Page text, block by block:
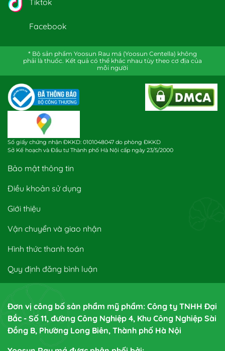
Facebook
* Bộ sản phẩm Yoosun Rau má (Yoosun Centella) không
phải là thuốc. Kết quả có thể khác nhau tùy theo cơ địa của
mỗi người
Số giấy chứng nhận ĐKKD: 0101048047 do phòng ĐKKD
Sở Kế hoạch và Đầu tư Thành phố Hà Nội cấp ngày 23/5/2000
Bảo mật thông tin
Điều khoản sử dụng
Giới thiệu
Vận chuyển và giao nhận
Hình thức thanh toán
Quy định đăng bình luận
Đơn vị công bố sản phẩm mỹ phẩm: Công ty TNHH Đại
Bắc - Số 11, đường Công Nghiệp 4, Khu Công Nghiệp Sài
Đồng B, Phường Long Biên, Thành phố Hà Nội